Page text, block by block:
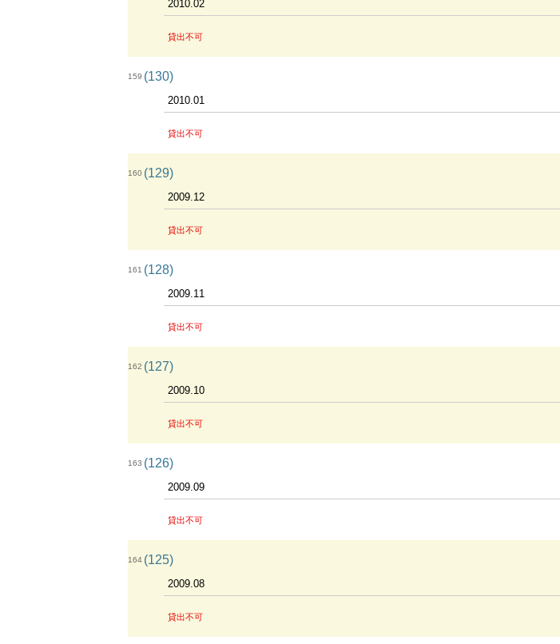
2010.02
貸出不可
159 (130)
2010.01
貸出不可
160 (129)
2009.12
貸出不可
161 (128)
2009.11
貸出不可
162 (127)
2009.10
貸出不可
163 (126)
2009.09
貸出不可
164 (125)
2009.08
貸出不可